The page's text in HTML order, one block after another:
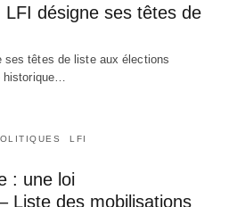
LFI désigne ses têtes de
ses têtes de liste aux élections
LFI
: une loi
Liste des mobilisations